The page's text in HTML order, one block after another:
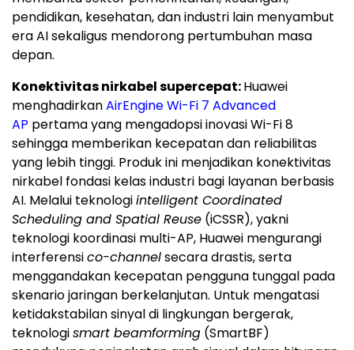
pendidikan, kesehatan, dan industri lain menyambut
era AI sekaligus mendorong pertumbuhan masa
depan.
Konektivitas nirkabel supercepat:Huawei
menghadirkanAirEngine Wi-Fi 7 Advanced
AP pertama yang mengadopsi inovasi Wi-Fi 8
sehingga memberikan kecepatan dan reliabilitas
yang lebih tinggi. Produk ini menjadikan konektivitas
nirkabel fondasi kelas industri bagi layanan berbasis
AI. Melalui teknologiintelligent Coordinated
Scheduling and Spatial Reuse (iCSSR), yakni
teknologi koordinasi multi-AP, Huawei mengurangi
interferensico-channelsecara drastis, serta
menggandakan kecepatan pengguna tunggal pada
skenario jaringan berkelanjutan. Untuk mengatasi
ketidakstabilan sinyal di lingkungan bergerak,
teknologismart beamforming (SmartBF)